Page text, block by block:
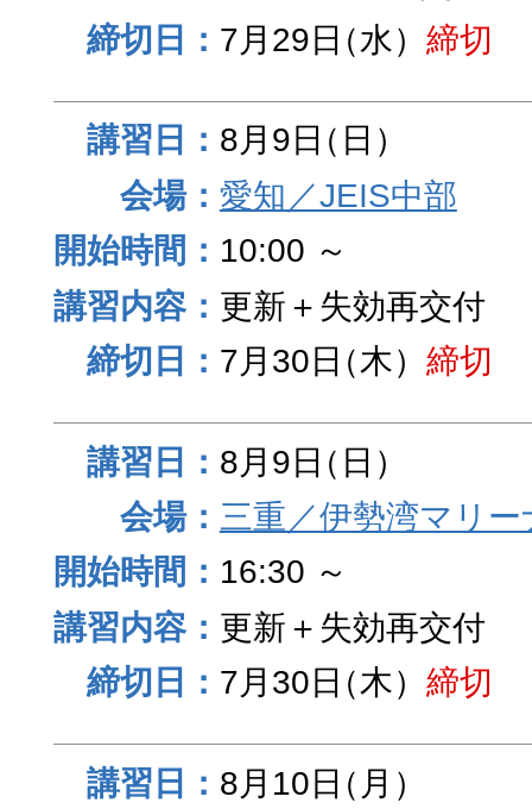
7月29日（水） 締切
8月9日（日）
愛知／JEIS中部
10:00 ～
更新＋失効再交付
7月30日（木） 締切
8月9日（日）
三重／伊勢湾マリー
16:30 ～
更新＋失効再交付
7月30日（木） 締切
8月10日（月）